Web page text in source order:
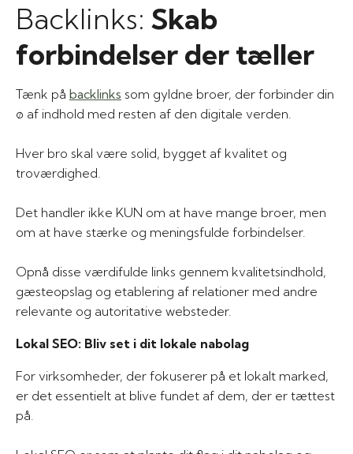
Backlinks: Skab
forbindelser der tæller
Tænk på backlinks som gyldne broer, der forbinder din
ø af indhold med resten af den digitale verden.
Hver bro skal være solid, bygget af kvalitet og
troværdighed.
Det handler ikke KUN om at have mange broer, men
om at have stærke og meningsfulde forbindelser.
Opnå disse værdifulde links gennem kvalitetsindhold,
gæsteopslag og etablering af relationer med andre
relevante og autoritative websteder.
Lokal SEO: Bliv set i dit lokale nabolag
For virksomheder, der fokuserer på et lokalt marked,
er det essentielt at blive fundet af dem, der er tættest
på.